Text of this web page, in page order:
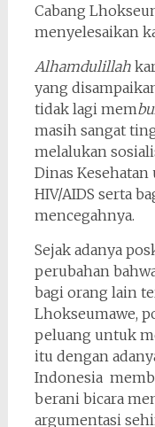
Cabang
menyelesaikan
Alhamdulillah
yang
tidak lagi mem
masih sangat
melalukan
Dinas
HIV/AIDS serta
mencegahnya.
Sejak adanya
perubahan
bagi orang lain
Lhokseumawe,
peluang untuk
itu dengan
Indonesia
berani bicara
argumentasi